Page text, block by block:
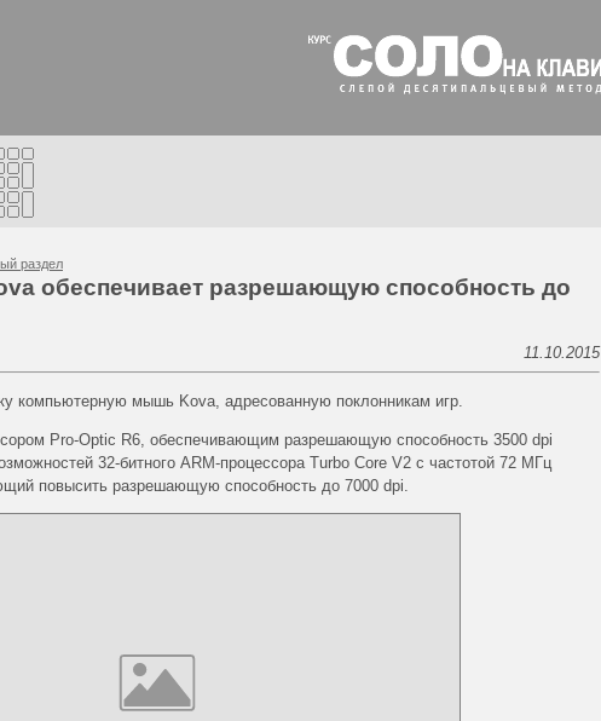
раздел
обеспечивает разрешающую способность до
11.10.2015
компьютерную мышь Kova, адресованную поклонникам игр.
Pro-Optic R6, обеспечивающим разрешающую способность 3500 dpi
32-битного ARM-процессора Turbo Core V2 с частотой 72 МГц
повысить разрешающую способность до 7000 dpi.